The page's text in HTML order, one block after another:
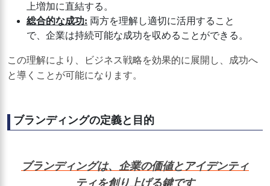
上増加に直結する。
総合的な成功: 両方を理解し適切に活用すること
で、企業は持続可能な成功を収めることができる。
この理解により、ビジネス戦略を効果的に展開し、成功へ
と導くことが可能になります。
ブランディングの定義と目的
ブランディングは、企業の価値とアイデンティ
ティを創り上げる鍵です